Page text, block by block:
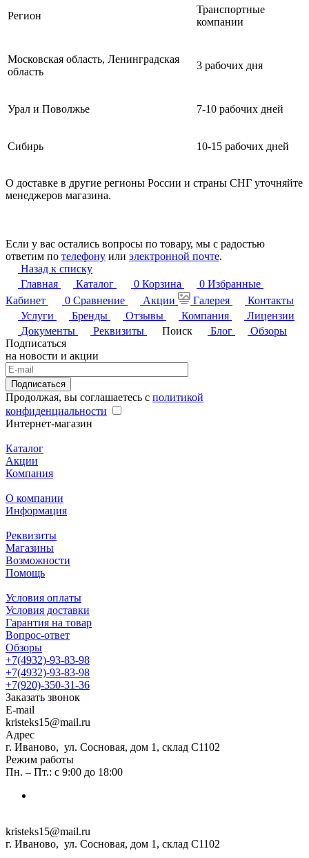
Регион
Транспортные
компании
Московская область, Ленинградская
область
3 рабочих дня
Урал и Поволжье 7-10 рабочих дней
Сибирь 10-15 рабочих дней
О доставке в другие регионы России и страны СНГ уточняйте
менеджеров магазина.
Если у вас остались вопросы по товару, мы с радостью
ответим по телефону или электронной почте.
Назад к списку
Главная
Каталог 0 Корзина 0 Избранные
Кабинет
0 Сравнение Акции Галерея
Контакты
Услуги
Бренды Отзывы Компания
Лицензии
Документы
Реквизиты Поиск Блог
Обзоры
Подписаться
на новости и акции
Подписаться
Продолжая, вы соглашаетесь с политикой
конфиденциальности
Интернет-магазин
Каталог
Акции
Компания
О компании
Информация
Реквизиты
Магазины
Возможности
Помощь
Условия оплаты
Условия доставки
Гарантия на товар
Вопрос-ответ
Обзоры
+7(4932)-93-83-98
+7(4932)-93-83-98
+7(920)-350-31-36
Заказать звонок
E-mail
kristeks15@mail.ru
Адрес
г. Иваново, ул. Сосновая, дом 1, склад С1102
Режим работы
Пн. – Пт.: с 9:00 до 18:00
kristeks15@mail.ru
г. Иваново, ул. Сосновая, дом 1, склад С1102